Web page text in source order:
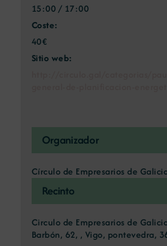
15:00 / 17:00
Coste:
40€
Sitio web:
Recinto
Circulo de Empresarios de
Barbón, 62, , Vigo, pontevedra,
Organizador
Círculo de Empresarios de